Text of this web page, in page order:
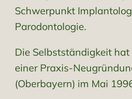
Schwerpunkt
Parodontologie.
Die Selbstständigkeit
einer Praxis-
(Oberbayern) im Mai